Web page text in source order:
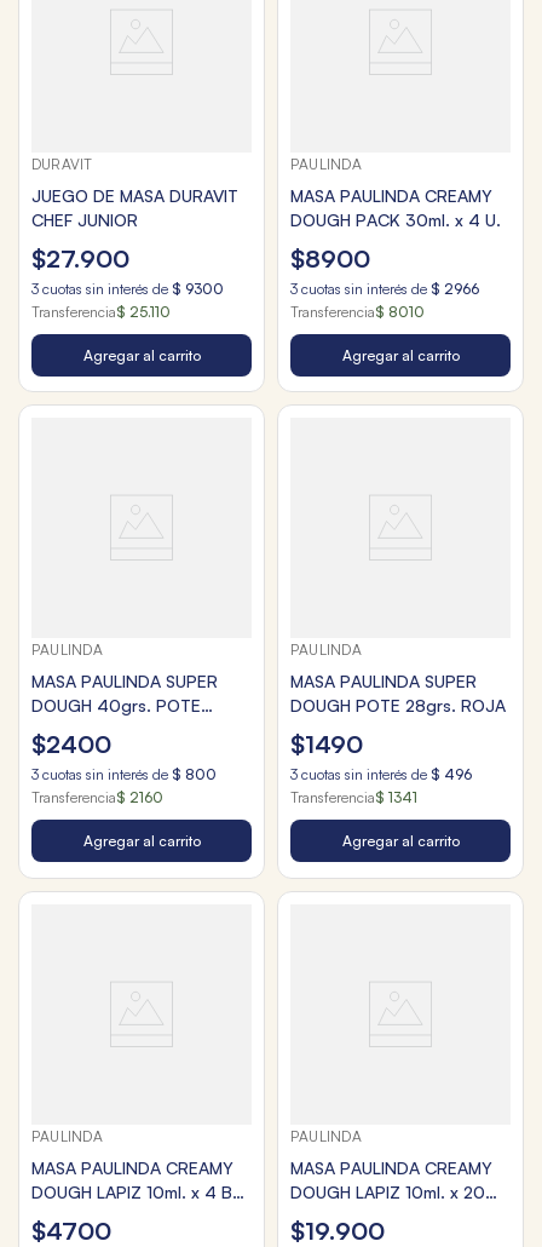
DURAVIT
JUEGO DE MASA DURAVIT
CHEF JUNIOR
$27.900
3 cuotas sin interés de $ 9300
Transferencia$ 25.110
Agregar al carrito
PAULINDA
MASA PAULINDA CREAMY
DOUGH PACK 30ml. x 4 U.
$8900
3 cuotas sin interés de $ 2966
Transferencia$ 8010
Agregar al carrito
PAULINDA
MASA PAULINDA SUPER
DOUGH 40grs. POTE
FANCY HORSE
$2400
3 cuotas sin interés de $ 800
Transferencia$ 2160
Agregar al carrito
PAULINDA
MASA PAULINDA SUPER
DOUGH POTE 28grs. ROJA
$1490
3 cuotas sin interés de $ 496
Transferencia$ 1341
Agregar al carrito
PAULINDA
MASA PAULINDA CREAMY
DOUGH LAPIZ 10ml. x 4 BL
STANDARD
$4700
PAULINDA
MASA PAULINDA CREAMY
DOUGH LAPIZ 10ml. x 20
DRUM NEON
$19.900